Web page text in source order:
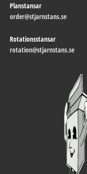
Planstansar
order@stjarnstans.se
Rotationsstansar
rotation@stjarnstans.se